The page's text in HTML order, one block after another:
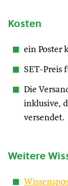
Kosten
ein Poster
SET-Preis
Die
inklusive,
versendet.
Weitere